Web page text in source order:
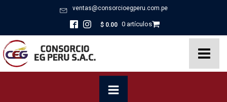
ventas@consorcioegperu.com.pe
$ 0.00 0 artículos